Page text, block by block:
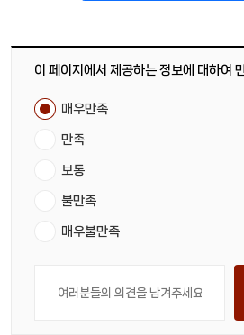
이 페이지에서 제공하는 정보에 대하여
매우만족
만족
보통
불만족
매우불만족